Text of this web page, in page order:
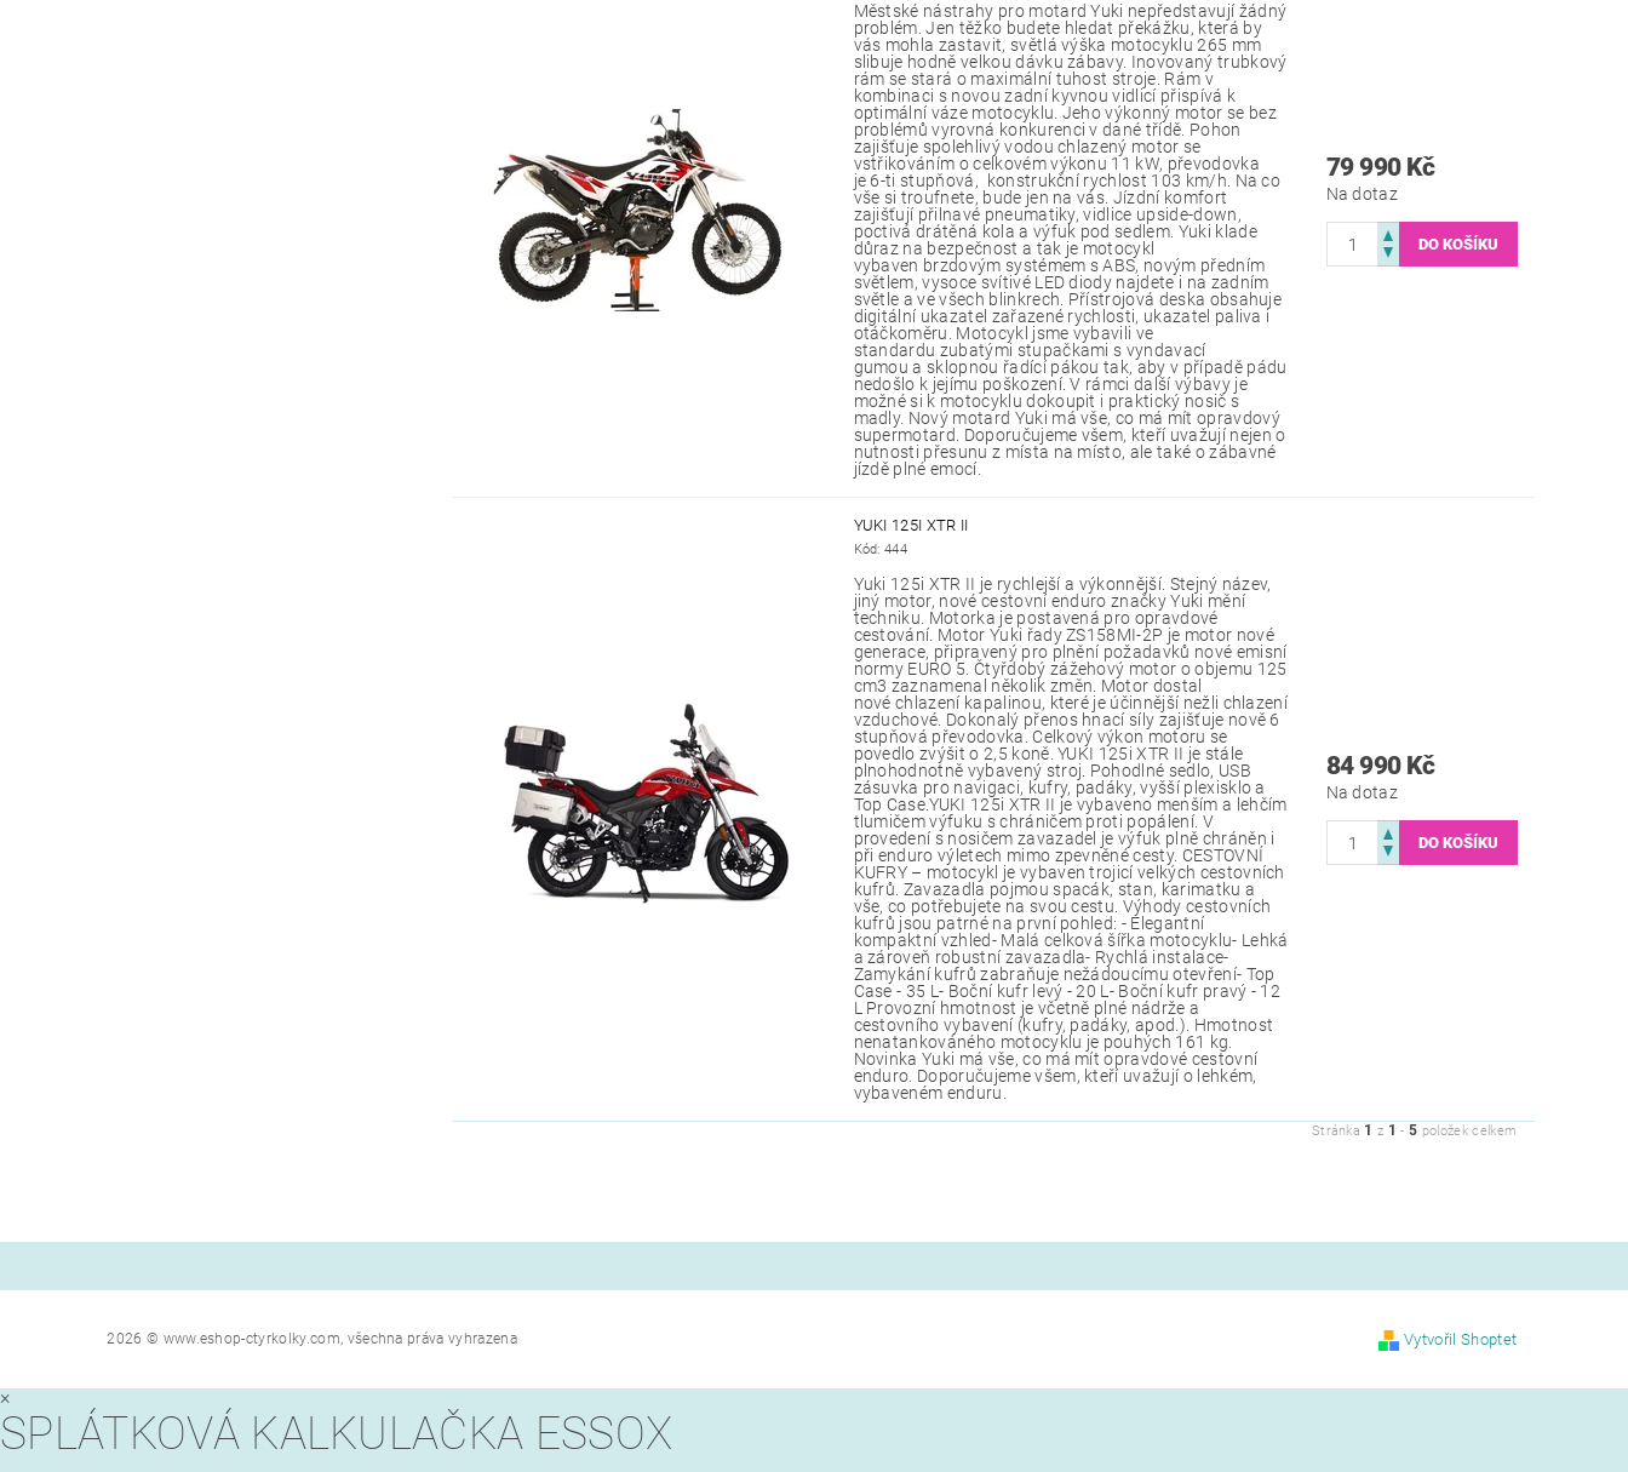
Městské nástrahy pro motard Yuki nepředstavují žádný
problém. Jen těžko budete hledat překážku, která by
vás mohla zastavit, světlá výška motocyklu 265 mm
slibuje hodně velkou dávku zábavy. Inovovaný trubkový
rám se stará o maximální tuhost stroje. Rám v
kombinaci s novou zadní kyvnou vidlicí přispívá k
optimální váze motocyklu. Jeho výkonný motor se bez
problémů vyrovná konkurenci v dané třídě. Pohon
zajišťuje spolehlivý vodou chlazený motor se
vstřikováním o celkovém výkonu 11 kW, převodovka
je 6-ti stupňová, konstrukční rychlost 103 km/h. Na co
vše si troufnete, bude jen na vás. Jízdní komfort
zajišťují přilnavé pneumatiky, vidlice upside-down,
poctivá drátěná kola a výfuk pod sedlem. Yuki klade
důraz na bezpečnost a tak je motocykl
vybaven brzdovým systémem s ABS, novým předním
světlem, vysoce svítivé LED diody najdete i na zadním
světle a ve všech blinkrech. Přístrojová deska obsahuje
digitální ukazatel zařazené rychlosti, ukazatel paliva i
otáčkoměru. Motocykl jsme vybavili ve
standardu zubatými stupačkami s vyndavací
gumou a sklopnou řadící pákou tak, aby v případě pádu
nedošlo k jejímu poškození. V rámci další výbavy je
možné si k motocyklu dokoupit i praktický nosič s
madly. Nový motard Yuki má vše, co má mít opravdový
supermotard. Doporučujeme všem, kteří uvažují nejen o
nutnosti přesunu z místa na místo, ale také o zábavné
jízdě plné emocí.
79 990 Kč
Na dotaz
YUKI 125I XTR II
Kód:444
Yuki 125i XTR II je rychlejší a výkonnější. Stejný název,
jiný motor, nové cestovní enduro značky Yuki mění
techniku. Motorka je postavená pro opravdové
cestování. Motor Yuki řady ZS158MI-2P je motor nové
generace, připravený pro plnění požadavků nové emisní
normy EURO 5. Čtyřdobý zážehový motor o objemu 125
cm3 zaznamenal několik změn. Motor dostal
nové chlazení kapalinou, které je účinnější nežli chlazení
vzduchové. Dokonalý přenos hnací síly zajišťuje nově 6
stupňová převodovka. Celkový výkon motoru se
povedlo zvýšit o 2,5 koně. YUKI 125i XTR II je stále
plnohodnotně vybavený stroj. Pohodlné sedlo, USB
zásuvka pro navigaci, kufry, padáky, vyšší plexisklo a
Top Case.YUKI 125i XTR II je vybaveno menším a lehčím
tlumičem výfuku s chráničem proti popálení. V
provedení s nosičem zavazadel je výfuk plně chráněn i
při enduro výletech mimo zpevněné cesty. CESTOVNÍ
KUFRY – motocykl je vybaven trojicí velkých cestovních
kufrů. Zavazadla pojmou spacák, stan, karimatku a
vše, co potřebujete na svou cestu. Výhody cestovních
kufrů jsou patrné na první pohled: - Elegantní
kompaktní vzhled- Malá celková šířka motocyklu- Lehká
a zároveň robustní zavazadla- Rychlá instalace-
Zamykání kufrů zabraňuje nežádoucímu otevření- Top
Case - 35 L- Boční kufr levý - 20 L- Boční kufr pravý - 12
L Provozní hmotnost je včetně plné nádrže a
cestovního vybavení (kufry, padáky, apod.). Hmotnost
nenatankováného motocyklu je pouhých 161 kg.
Novinka Yuki má vše, co má mít opravdové cestovní
enduro. Doporučujeme všem, kteří uvažují o lehkém,
vybaveném enduru.
84 990 Kč
Na dotaz
Stránka 1 z 1 -5 položek celkem
2026 © www.eshop-ctyrkolky.com, všechna práva vyhrazena Vytvořil Shoptet
×
SPLÁTKOVÁ KALKULAČKA ESSOX